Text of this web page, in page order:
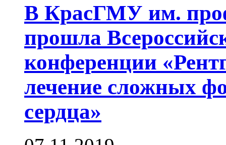
В КрасГМУ им.
прошла
конференции
лечение сложных
сердца»